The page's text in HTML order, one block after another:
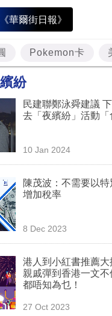
華爾街日報》
Pokemon卡
紛
民建聯鄭泳舜建議
去「夜繽紛」活動「
10 Jan 2024
陳茂波：不需要以
增加稅率
8 Dec 2023
港人到小紅書推薦
親戚彈到香港一文
都唔知為乜！
27 Oct 2023